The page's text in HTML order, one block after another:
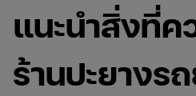
แนะนำสิ่งที่ค
ร้านปะยางร